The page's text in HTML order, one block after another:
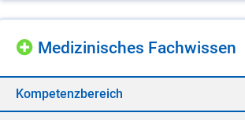
Me­di­zi­ni­sches Fach­wis­sen
Kom­pe­tenz­be­reich